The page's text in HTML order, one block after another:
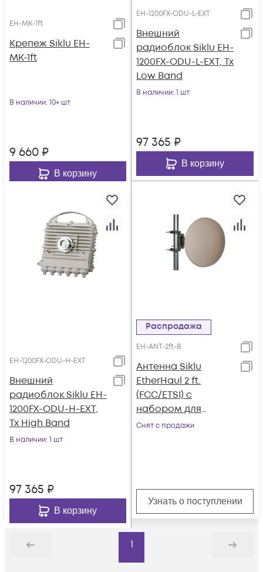
EH-MK-1ft
Крепеж Siklu EH-
MK-1ft
В наличии: 10+ шт
9 660 ₽
В корзину
EH-1200FX-ODU-L-EXT
Внешний
радиоблок Siklu EH-
1200FX-ODU-L-EXT, Tx
Low Band
В наличии: 1 шт
97 365 ₽
В корзину
EH-1200FX-ODU-H-EXT
Внешний
радиоблок Siklu EH-
1200FX-ODU-H-EXT,
Tx High Band
В наличии: 1 шт
97 365 ₽
В корзину
Распродажа
EH-ANT-2ft-B
Антенна Siklu
EtherHaul 2 ft.
(FCC/ETSI) с
набором для
монтажа
Снят с продажи
Узнать о поступлении
Назад
1
Дальше